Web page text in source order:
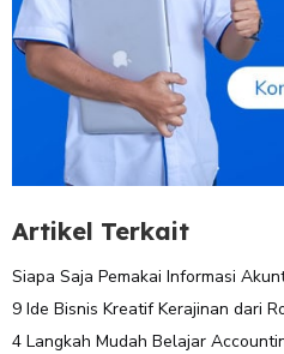
Artikel Terkait
Siapa Saja Pemakai Informasi
9 Ide Bisnis Kreatif Kerajinan dari
4 Langkah Mudah Belajar